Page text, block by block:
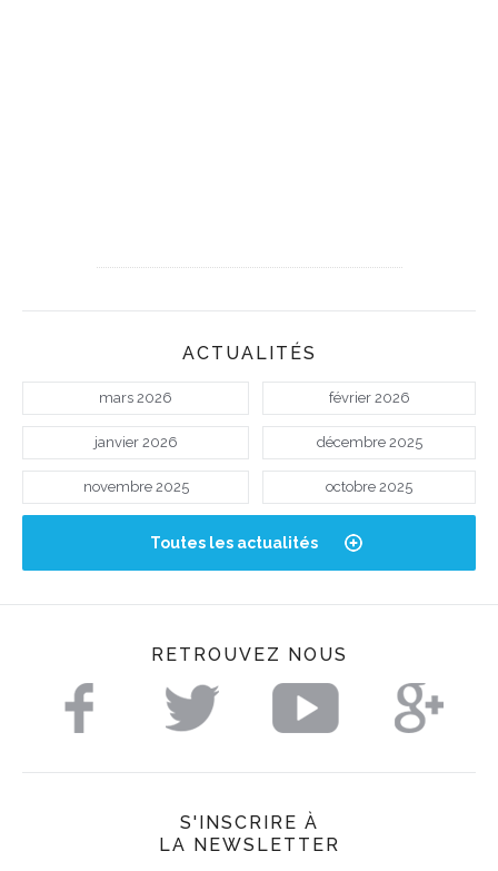
ACTUALITÉS
mars 2026 février 2026
janvier 2026 décembre 2025
novembre 2025 octobre 2025
Toutes les actualités
RETROUVEZ NOUS
S'INSCRIRE À
LA NEWSLETTER